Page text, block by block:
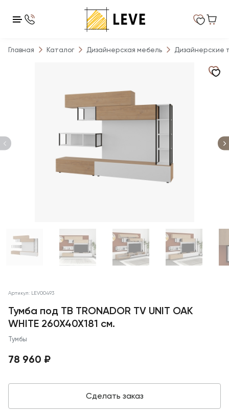
Главная Каталог Дизайнерская мебель Дизайнерские
Артикул: LEV00493
Тумба под ТВ TRONADOR TV UNIT OAK
WHITE 260X40X181 см.
Тумбы
78 960 ₽
Сделать заказ